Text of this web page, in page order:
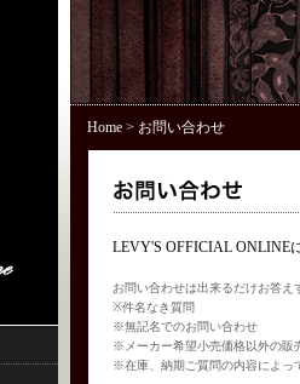
Home> お問い合わせ
LEVY'S OFFICIAL ONLINE
お問い合わせは出来るだけお答
※件名なき質問
※無記名でのお問い合わせ
※メーカー希望小売価格以外の販
※在庫、納期ご質問の内容によっ